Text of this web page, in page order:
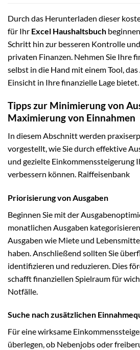
Durch das Herunterladen dieser
für Ihr Excel Haushaltsbuch
Schritt hin zur besseren Kontrolle
privaten Finanzen. Nehmen Sie Ihre
selbst in die Hand mit einem Tool,
Einsicht in Ihre finanzielle Lage bietet.
Tipps zur Minimierung von
Maximierung von Einnahmen
In diesem Abschnitt werden
vorgestellt, wie Sie durch effektive
und gezielte Einkommenssteigerung
verbessern können. Raiffeisenbank
Priorisierung von Ausgaben
Beginnen Sie mit der
monatlichen Ausgaben
Ausgaben wie Miete und
haben. Anschließend sollten Sie
identifizieren und reduzieren. Dies
schafft finanziellen Spielraum für
Notfälle.
Suche nach zusätzlichen
Für eine wirksame
überlegen, ob Nebenjobs oder